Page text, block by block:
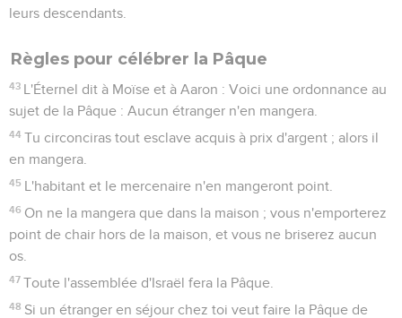
leurs descendants.
Règles pour célébrer la Pâque
43 L'Éternel dit à Moïse et à Aaron : Voici une ordonnance au
sujet de la Pâque : Aucun étranger n'en mangera.
44 Tu circonciras tout esclave acquis à prix d'argent ; alors il
en mangera.
45 L'habitant et le mercenaire n'en mangeront point.
46 On ne la mangera que dans la maison ; vous n'emporterez
point de chair hors de la maison, et vous ne briserez aucun
os.
47 Toute l'assemblée d'Israël fera la Pâque.
48 Si un étranger en séjour chez toi veut faire la Pâque de